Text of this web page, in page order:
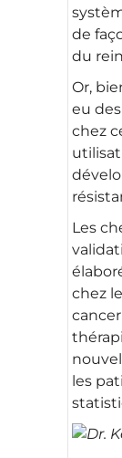
de
du
Or,
eu
chez
Les
chez
les